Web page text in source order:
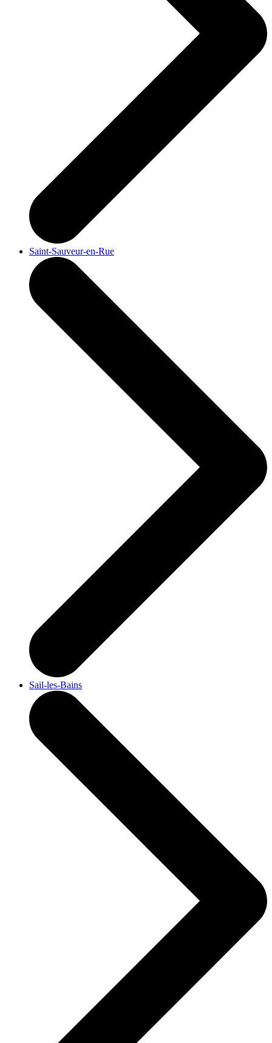
Saint-Sauveur-en-Rue
Sail-les-Bains